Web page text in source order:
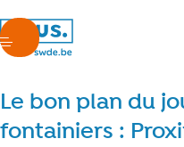
nous.swde
menu
Le bon plan du
fontainiers :